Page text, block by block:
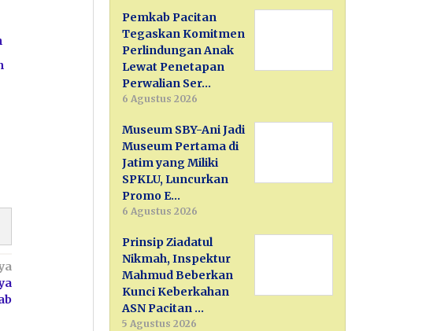
Pemkab Pacitan
Tegaskan Komitmen
Perlindungan Anak
Lewat Penetapan
Perwalian Ser…
6 Agustus 2026
Museum SBY-Ani Jadi
Museum Pertama di
Jatim yang Miliki
SPKLU, Luncurkan
Promo E…
6 Agustus 2026
Prinsip Ziadatul
Nikmah, Inspektur
Mahmud Beberkan
Kunci Keberkahan
ASN Pacitan …
5 Agustus 2026